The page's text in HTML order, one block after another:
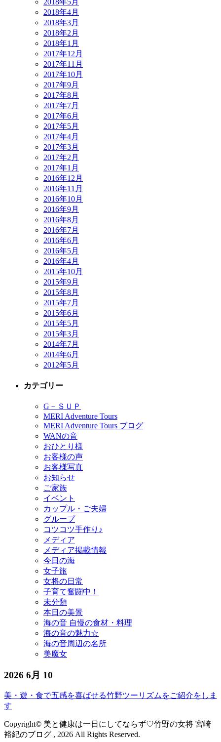
2018年4月
2018年3月
2018年2月
2018年1月
2017年12月
2017年11月
2017年10月
2017年9月
2017年8月
2017年7月
2017年6月
2017年5月
2017年4月
2017年3月
2017年2月
2017年1月
2016年12月
2016年11月
2016年10月
2016年9月
2016年8月
2016年7月
2016年6月
2016年5月
2016年4月
2015年10月
2015年9月
2015年8月
2015年7月
2015年6月
2015年5月
2015年3月
2014年7月
2014年6月
2012年5月
カテゴリー
G－ＳＵＰ
MERI Adventure Tours
MERI Adventure Tours ブログ
WANの音
おひとり様
お客様の声
お客様写真
お知らせ
ご家族
イベント
カップル・ご夫婦
グループ
コツコツ手作り♪
メディア
メディア掲載情報
今日の海
女子旅
女将の日常
子育て奮闘中！
未分類
本日の美景
海の音 自慢の食材・料理
海の音の魅力☆
海の音周辺の名所
美魔女
2026 6月 10
美・遊・食で五感を喜ばせる竹野ツーリズムをご紹介をしま
す
Copyright© 美と健康は一日にしてならず♡竹野の女将 宮崎
裕紀のブログ , 2026 All Rights Reserved.